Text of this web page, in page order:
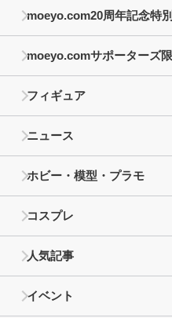
moeyo.com20周年記念特
moeyo.comサポーターズ
フィギュア
ニュース
ホビー・模型・プラモ
コスプレ
人気記事
イベント